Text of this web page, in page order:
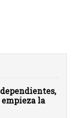
empieza la